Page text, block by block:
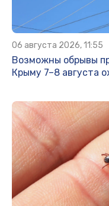
06 августа 2026, 11:55
Возможны обрывы
Крыму 7–8 августа